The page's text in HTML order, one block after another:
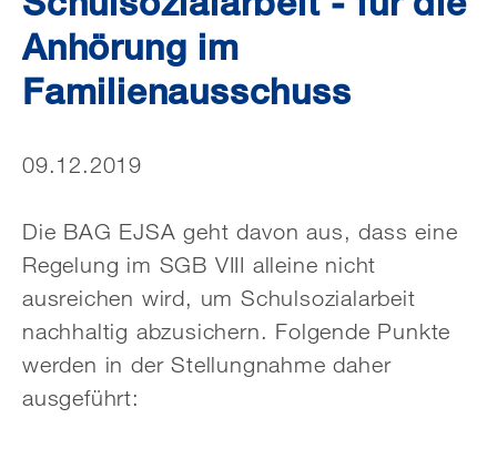
Anhörung im
Familienausschuss
09.12.2019
Die BAG EJSA geht davon aus, dass eine
Regelung im SGB VIII alleine nicht
ausreichen wird, um Schulsozialarbeit
nachhaltig abzusichern. Folgende Punkte
werden in der Stellungnahme daher
ausgeführt: